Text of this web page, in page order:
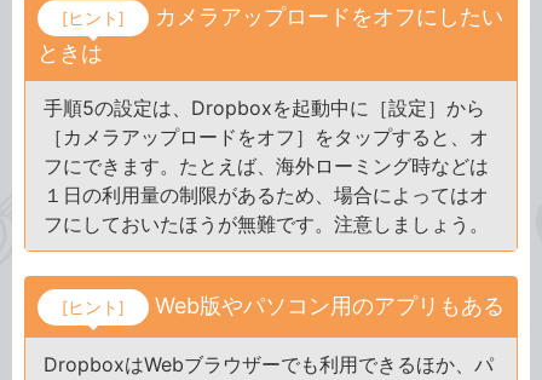
[ヒント]
カメラアップロードをオフにしたい
ときは
手順5の設定は、Dropboxを起動中に［設定］から
［カメラアップロードをオフ］をタップすると、オ
フにできます。たとえば、海外ローミング時などは
１日の利用量の制限があるため、場合によってはオ
フにしておいたほうが無難です。注意しましょう。
[ヒント] Web版やパソコン用のアプリもある
DropboxはWebブラウザーでも利用できるほか、パ